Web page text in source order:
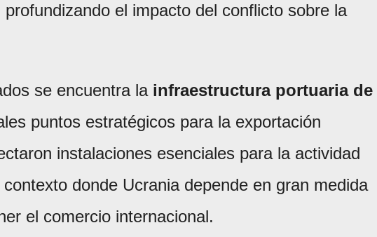
el impacto del conflicto sobre la
se encuentra la infraestructura portuaria de
puntos estratégicos para la exportación
instalaciones esenciales para la actividad
donde Ucrania depende en gran medida
el comercio internacional.